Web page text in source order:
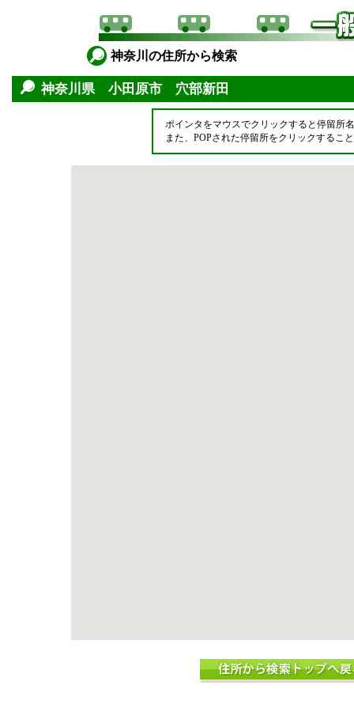
神奈川の住所から検索
神奈川県 小田原市 穴部新田
ポインタをマウスでクリックすると停留所
また、POPされた停留所をクリックするこ